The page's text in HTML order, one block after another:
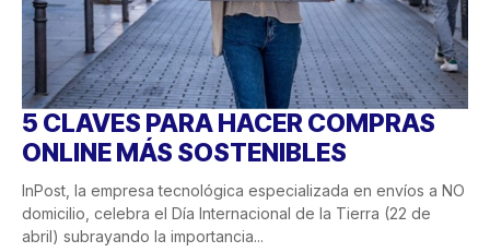
5 CLAVES PARA HACER COMPRAS
ONLINE MÁS SOSTENIBLES
InPost, la empresa tecnológica especializada en envíos a NO
domicilio, celebra el Día Internacional de la Tierra (22 de
abril) subrayando la importancia...